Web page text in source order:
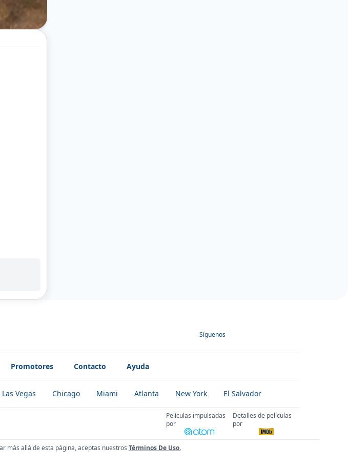
Síguenos
Promotores Contacto Ayuda
Las Vegas Chicago Miami Atlanta New York El Salvador
Películas impulsadas
por
Detalles de películas
por
más allá de esta página, aceptas nuestros Términos De Uso.